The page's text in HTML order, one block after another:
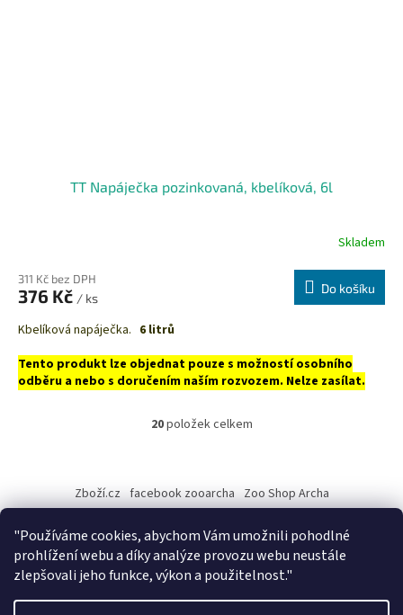
"Používáme cookies, abychom Vám umožnili pohodlné
prohlížení webu a díky analýze provozu webu neustále
zlepšovali jeho funkce, výkon a použitelnost."
TT Napáječka pozinkovaná, kbelíková, 6l
Skladem
311 Kč bez DPH
376 Kč / ks
Do košíku
Kbelíková napáječka. 6 litrů
Tento produkt lze objednat pouze s možností osobního
odběru a nebo s doručením naším rozvozem. Nelze zasílat.
O
d
c
p
r
v
20položek celkem
p
Zboží.cz facebook zooarcha Zoo Shop Archa
KRMIVA ENERGYS pro koně - GRANULE